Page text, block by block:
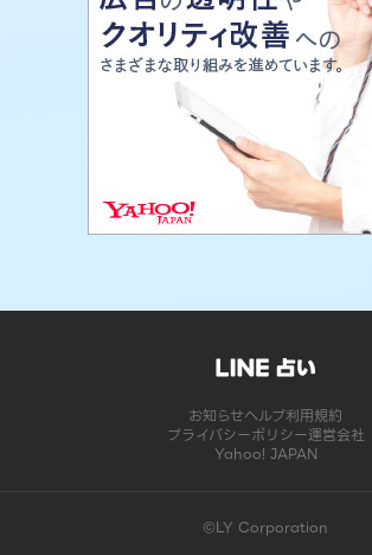
お知らせヘルプ利用規約
プライバシーポリシー運営会社
Yahoo! JAPAN
©LY Corporation